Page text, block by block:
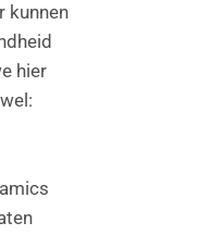
kunnen
hier